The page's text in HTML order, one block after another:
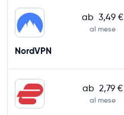
ab 3,49 €
al mese
NordVPN
ab 2,79 €
al mese